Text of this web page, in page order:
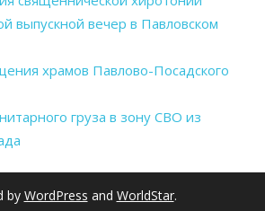
выпускной вечер в Павловском
храмов Павлово-Посадского
груза в зону СВО из
by WordPress and WorldStar.